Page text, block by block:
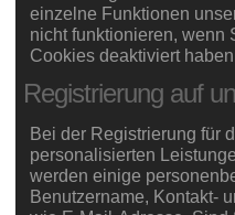
einzelne Funktionen
nicht funktionieren, wenn
Cookies deaktiviert
Registrierung auf
Bei der Registrierung für
personalisierten
werden einige
Benutzername, Kontakt-